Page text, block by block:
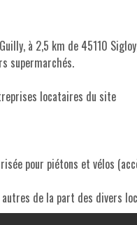
à 2,5 km de 45110
supermarchés.
locataires du site
pour piétons et vélos
de la part des divers